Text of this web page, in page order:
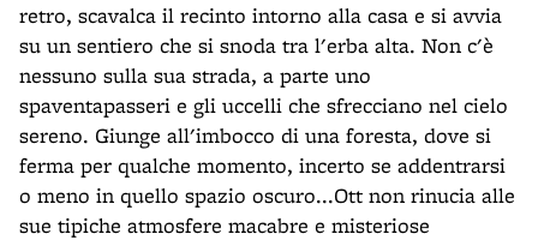
retro, scavalca il recinto intorno alla casa e si avvia
su un sentiero che si snoda tra l'erba alta. Non c'è
nessuno sulla sua strada, a parte uno
spaventapasseri e gli uccelli che sfrecciano nel cielo
sereno. Giunge all'imbocco di una foresta, dove si
ferma per qualche momento, incerto se addentrarsi
o meno in quello spazio oscuro...Ott non rinucia alle
sue tipiche atmosfere macabre e misteriose